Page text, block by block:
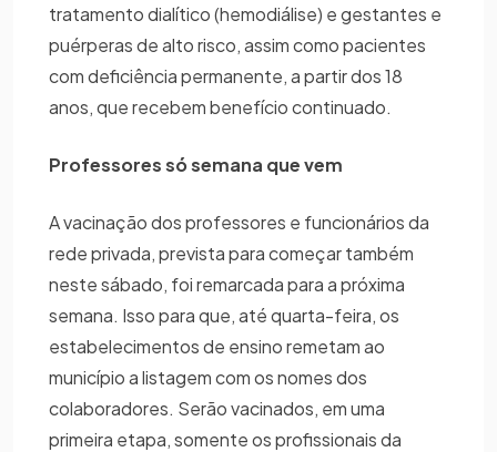
tratamento dialítico (hemodiálise) e gestantes e
puérperas de alto risco, assim como pacientes
com deficiência permanente, a partir dos 18
anos, que recebem benefício continuado.
Professores só semana que vem
A vacinação dos professores e funcionários da
rede privada, prevista para começar também
neste sábado, foi remarcada para a próxima
semana. Isso para que, até quarta-feira, os
estabelecimentos de ensino remetam ao
município a listagem com os nomes dos
colaboradores. Serão vacinados, em uma
primeira etapa, somente os profissionais da